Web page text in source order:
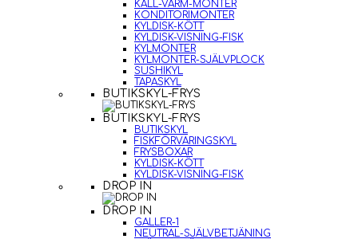
KALL-VARM-MONTER
KONDITORIMONTER
KYLDISK-KÖTT
KYLDISK-VISNING-FISK
KYLMONTER
KYLMONTER-SJÄLVPLOCK
SUSHIKYL
TAPASKYL
BUTIKSKYL-FRYS
BUTIKSKYL-FRYS
BUTIKSKYL
FISKFÖRVARINGSKYL
FRYSBOXAR
KYLDISK-KÖTT
KYLDISK-VISNING-FISK
DROP IN
DROP IN
GALLER-1
NEUTRAL-SJÄLVBETJÄNING